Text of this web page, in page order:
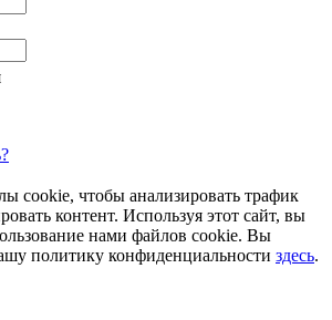
cookie, чтобы анализировать трафик
контент. Используя этот сайт, вы
нами файлов cookie. Вы
политику конфиденциальности здесь.